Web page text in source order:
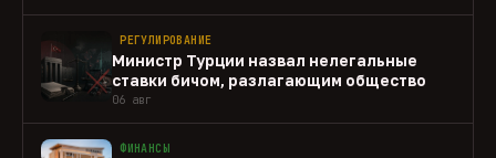
РЕГУЛИРОВАНИЕ
Министр Турции назвал нелегальные
ставки бичом, разлагающим общество
06 авг
ФИНАНСЫ